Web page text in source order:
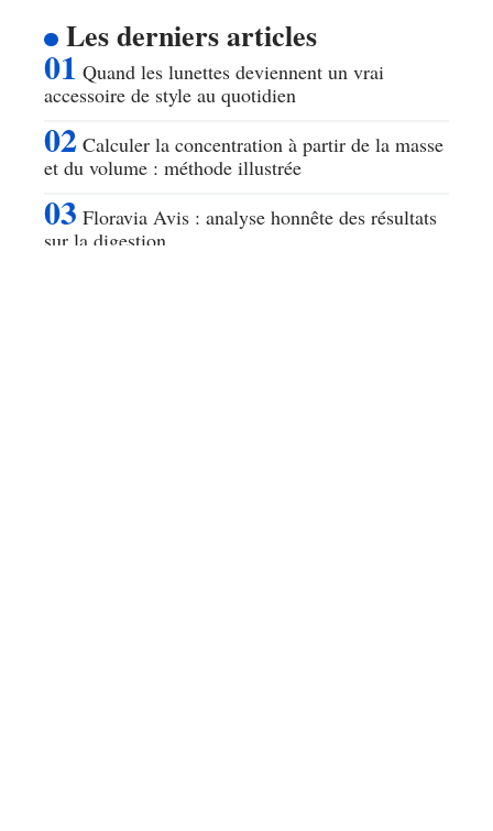
Les derniers articles
Quand les lunettes deviennent un vrai
accessoire de style au quotidien
Calculer la concentration à partir de la masse
et du volume : méthode illustrée
Floravia Avis : analyse honnête des résultats
sur la digestion